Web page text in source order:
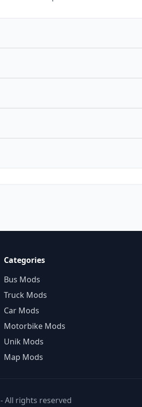
Categories
Bus Mods
Truck Mods
Car Mods
Motorbike Mods
Unik Mods
Map Mods
All rights reserved